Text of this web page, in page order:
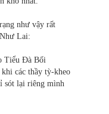
như vậy rất
Lai:
Tiểu Đà Bối
các thầy tỳ-kheo
sót lại riêng mình